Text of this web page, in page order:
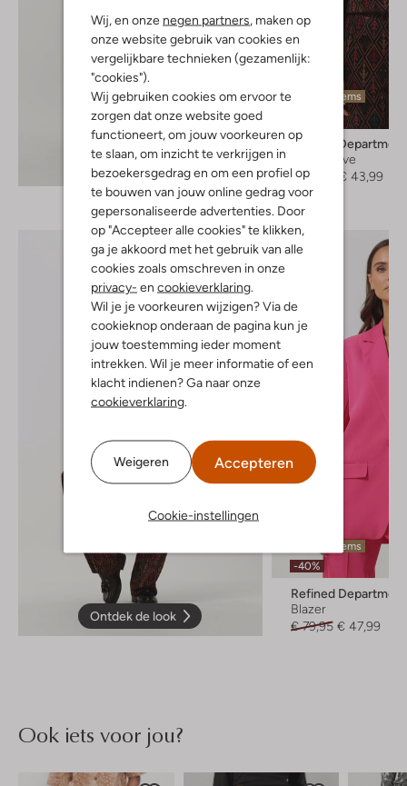
Wij, en onze negen partners , maken op
onze website gebruik van cookies en
vergelijkbare technieken (gezamenlijk:
"cookies").
Wij gebruiken cookies om ervoor te
zorgen dat onze website goed
functioneert, om jouw voorkeuren op
te slaan, om inzicht te verkrijgen in
bezoekersgedrag en om een profiel op
te bouwen van jouw online gedrag voor
gepersonaliseerde advertenties. Door
op "Accepteer alle cookies" te klikken,
ga je akkoord met het gebruik van alle
cookies zoals omschreven in onze
privacy- en cookieverklaring
Wil je je voorkeuren wijzigen? Via de
cookieknop onderaan de pagina kun je
jouw toestemming ieder moment
intrekken. Wil je meer informatie of een
klacht indienen? Ga naar onze
cookieverklaring
Weigeren Accepteren
Cookie-instellingen
Ontdek de look
Laatste items
Refined Department
Longsleeve
€ 54,95
€ 43,99
Ontdek de look
Laatste items
-40%
Refined Department
Blazer
€ 79,95 € 47,99
Ook iets voor jou?